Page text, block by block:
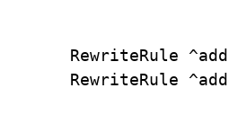
RewriteRule
RewriteRule